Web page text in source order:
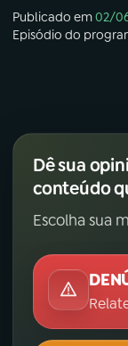
Publicado em02/
Episódio do
Dê sua
conteúdo
Escolha sua